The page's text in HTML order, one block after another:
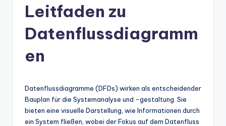
A
Leitfaden zu
Datenflussdiagramm
en
Datenflussdiagramme (DFDs) wirken als entscheidender
Bauplan für die Systemanalyse und -gestaltung. Sie
bieten eine visuelle Darstellung, wie Informationen durch
ein System fließen, wobei der Fokus auf dem Datenfluss